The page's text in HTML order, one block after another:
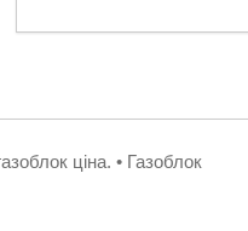
ціна. • Газоблок